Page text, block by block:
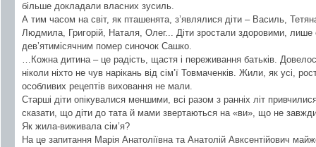
більше докладали власних зусиль.
А тим часом на світ, як пташенята, з’являлися діти – Василь,
Людмила, Григорій, Наталя, Олег... Діти зростали здоровими, лише
дев’ятимісячним помер синочок Сашко.
…Кожна дитина – це радість, щастя і переживання батьків.
ніколи ніхто не чув нарікань від сім’ї Товмаченків. Жили, як усі,
особливих рецептів виховання не мали.
Старші діти опікувалися меншими, всі разом з ранніх літ
сказати, що діти до тата й мами звертаються на «ви», що не
Як жила-виживала сім’я?
На це запитання Марія Анатоліївна та Анатолій Авксентійович